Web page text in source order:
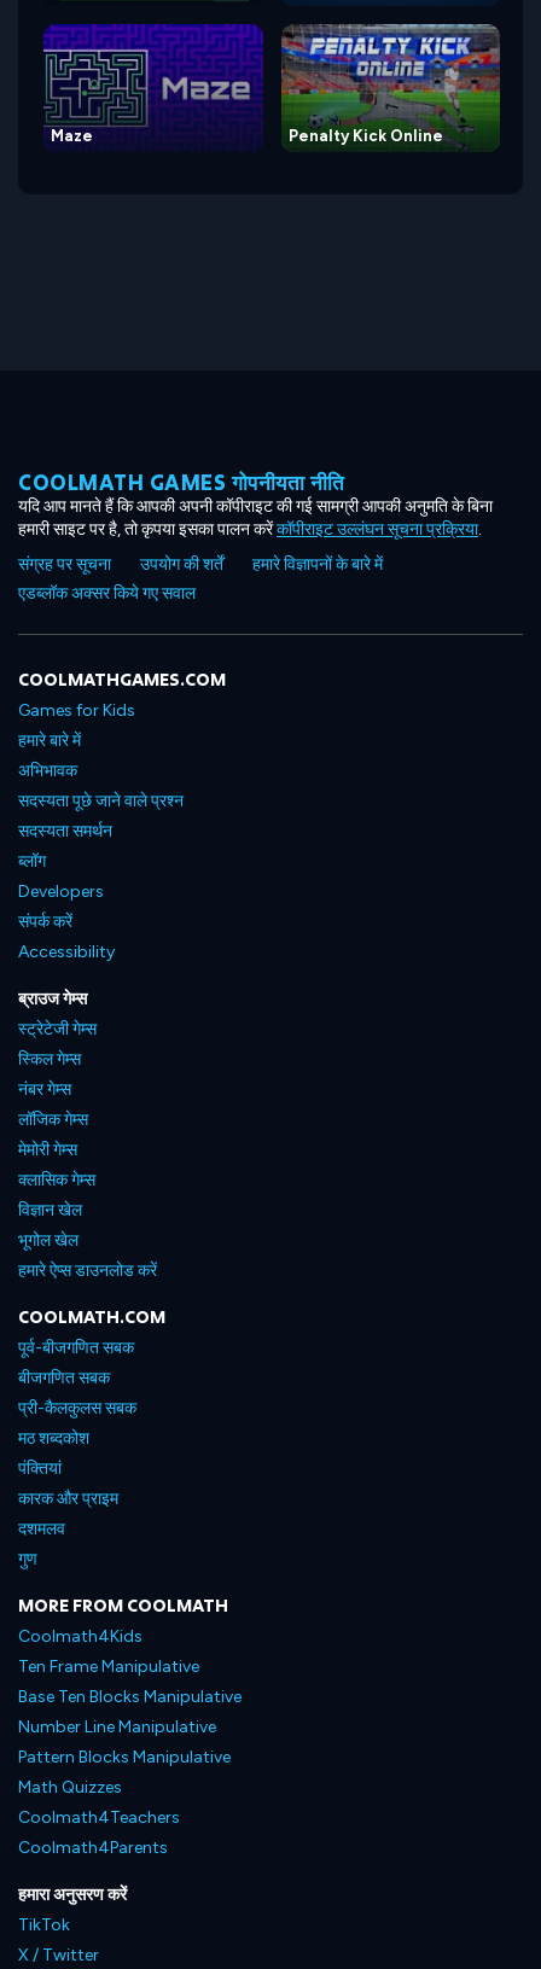
Maze Penalty Kick Online
COOLMATH GAMES गोपनीयता नीति
यदि आप मानते हैं कि आपकी अपनी कॉपीराइट की गई सामग्री आपकी अनुमति के बिना
हमारी साइट पर है, तो कृपया इसका पालन करेंकॉपीराइट उल्लंघन सूचना प्रक्रिया.
संग्रह पर सूचना
उपयोग की शर्तें
हमारे विज्ञापनों के बारे में
एडब्लॉक अक्सर किये गए सवाल
COOLMATHGAMES.COM
Games for Kids
हमारे बारे में
अभिभावक
सदस्यता पूछे जाने वाले प्रश्न
सदस्यता समर्थन
ब्लॉग
Developers
संपर्क करें
Accessibility
ब्राउज गेम्स
स्ट्रेटेजी गेम्स
स्किल गेम्स
नंबर गेम्स
लॉजिक गेम्स
मेमोरी गेम्स
क्लासिक गेम्स
विज्ञान खेल
भूगोल खेल
हमारे ऐप्स डाउनलोड करें
COOLMATH.COM
पूर्व-बीजगणित सबक
बीजगणित सबक
प्री-कैलकुलस सबक
मठ शब्दकोश
पंक्तियां
कारक और प्राइम
दशमलव
गुण
MORE FROM COOLMATH
Coolmath4Kids
Ten Frame Manipulative
Base Ten Blocks Manipulative
Number Line Manipulative
Pattern Blocks Manipulative
Math Quizzes
Coolmath4Teachers
Coolmath4Parents
हमारा अनुसरण करें
TikTok
X / Twitter